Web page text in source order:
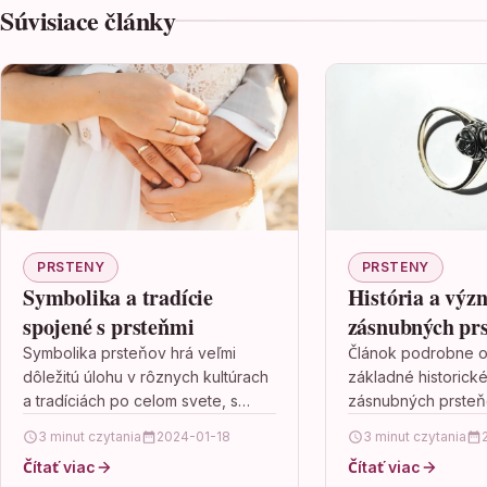
Súvisiace články
PRSTENY
Symbolika a tradície
spojené s prsteňmi
Symbolika prsteňov hrá veľmi
dôležitú úlohu v rôznych kultúrach
a tradíciách po celom svete, s
a príslušnosť k určitej…
3 minut czytania 2024-01-18
Čítať viac
PRSTENY
História a
zásnubných
Článok podrobne
základné
zásnubných
rôznych kultúrach
užitočné tipy a
3 minut czytania
Čítať viac